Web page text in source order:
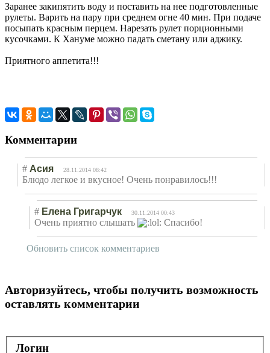
Заранее закипятить воду и поставить на нее подготовленные
рулеты. Варить на пару при среднем огне 40 мин. При подаче
посыпать красным перцем. Нарезать рулет порционными
кусочками. К Хануме можно падать сметану или аджику.
Приятного аппетита!!!
Комментарии
# Асия 28.11.2014 08:42
Блюдо легкое и вкусное! Очень понравилось!!!
# Елена Григарчук 30.11.2014 00:43
Очень приятно слышать Спасибо!
Обновить список комментариев
Авторизуйтесь, чтобы получить возможность
оставлять комментарии
Логин